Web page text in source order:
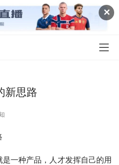
✕
新思路
一种产品，人才发挥自己的用